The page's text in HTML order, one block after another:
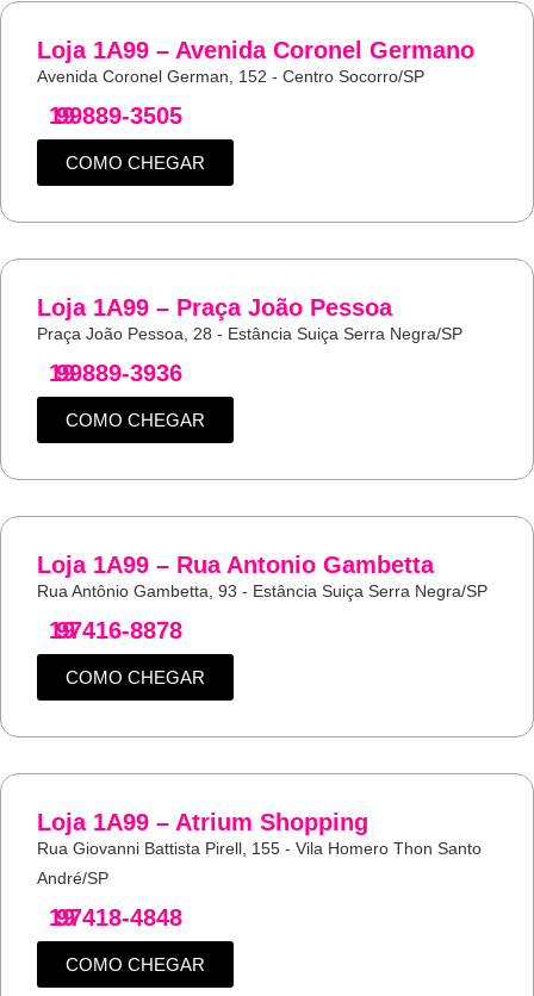
Loja 1A99 – Avenida Coronel Germano
Avenida Coronel German, 152 - Centro Socorro/SP
19
99889-3505
COMO CHEGAR
Loja 1A99 – Praça João Pessoa
Praça João Pessoa, 28 - Estância Suiça Serra Negra/SP
19
99889-3936
COMO CHEGAR
Loja 1A99 – Rua Antonio Gambetta
Rua Antônio Gambetta, 93 - Estância Suiça Serra Negra/SP
19
97416-8878
COMO CHEGAR
Loja 1A99 – Atrium Shopping
Rua Giovanni Battista Pirell, 155 - Vila Homero Thon Santo
André/SP
19
97418-4848
COMO CHEGAR